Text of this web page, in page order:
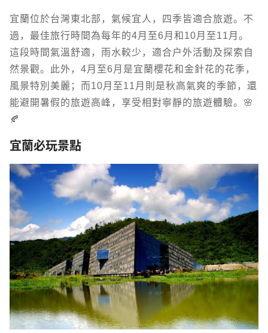
宜蘭位於台灣東北部，氣候宜人，四季皆適合旅遊。不
過，最佳旅行時間為每年的4月至6月和10月至11月。
這段時間氣溫舒適，雨水較少，適合戶外活動及探索自
然景觀。此外，4月至6月是宜蘭櫻花和金針花的花季，
風景特別美麗；而10月至11月則是秋高氣爽的季節，還
能避開暑假的旅遊高峰，享受相對寧靜的旅遊體驗。🌸
🍂
宜蘭必玩景點